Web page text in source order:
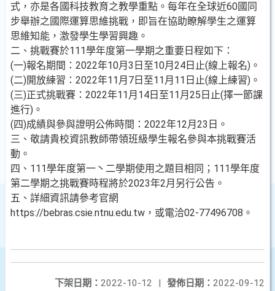
式，亦是各國科技教育之教學重點。每年在全球近60國同
步舉辦之國際運算思維挑戰，即旨在協助瞭解學生之運算
思維知能，激發學生學習興趣。
二、挑戰賽於111學年度第一學期之重要日程如下：
(一)報名期間：2022年10月3日至10月24日止(線上報名)。
(二)開放練習：2022年11月7日至11月11日止(線上練習)。
(三)正式挑戰賽：2022年11月14日至11月25日止(擇一節課
進行)。
(四)成績與參與證明公佈時間：2022年12月23日。
三、敬請貴校資訊教師帶領班級學生報名參與本挑戰賽活
動。
四、111學年度第一丶二學期使用之題目相同；111學年度
第二學期之挑戰賽時程將於2023年2月另行公告。
五、詳細資訊請參考官網
https://bebras.csie.ntnu.edu.tw，或電洽02-77496708。
發佈日期： 2022-09-12
下架日期： 2022-10-12
|